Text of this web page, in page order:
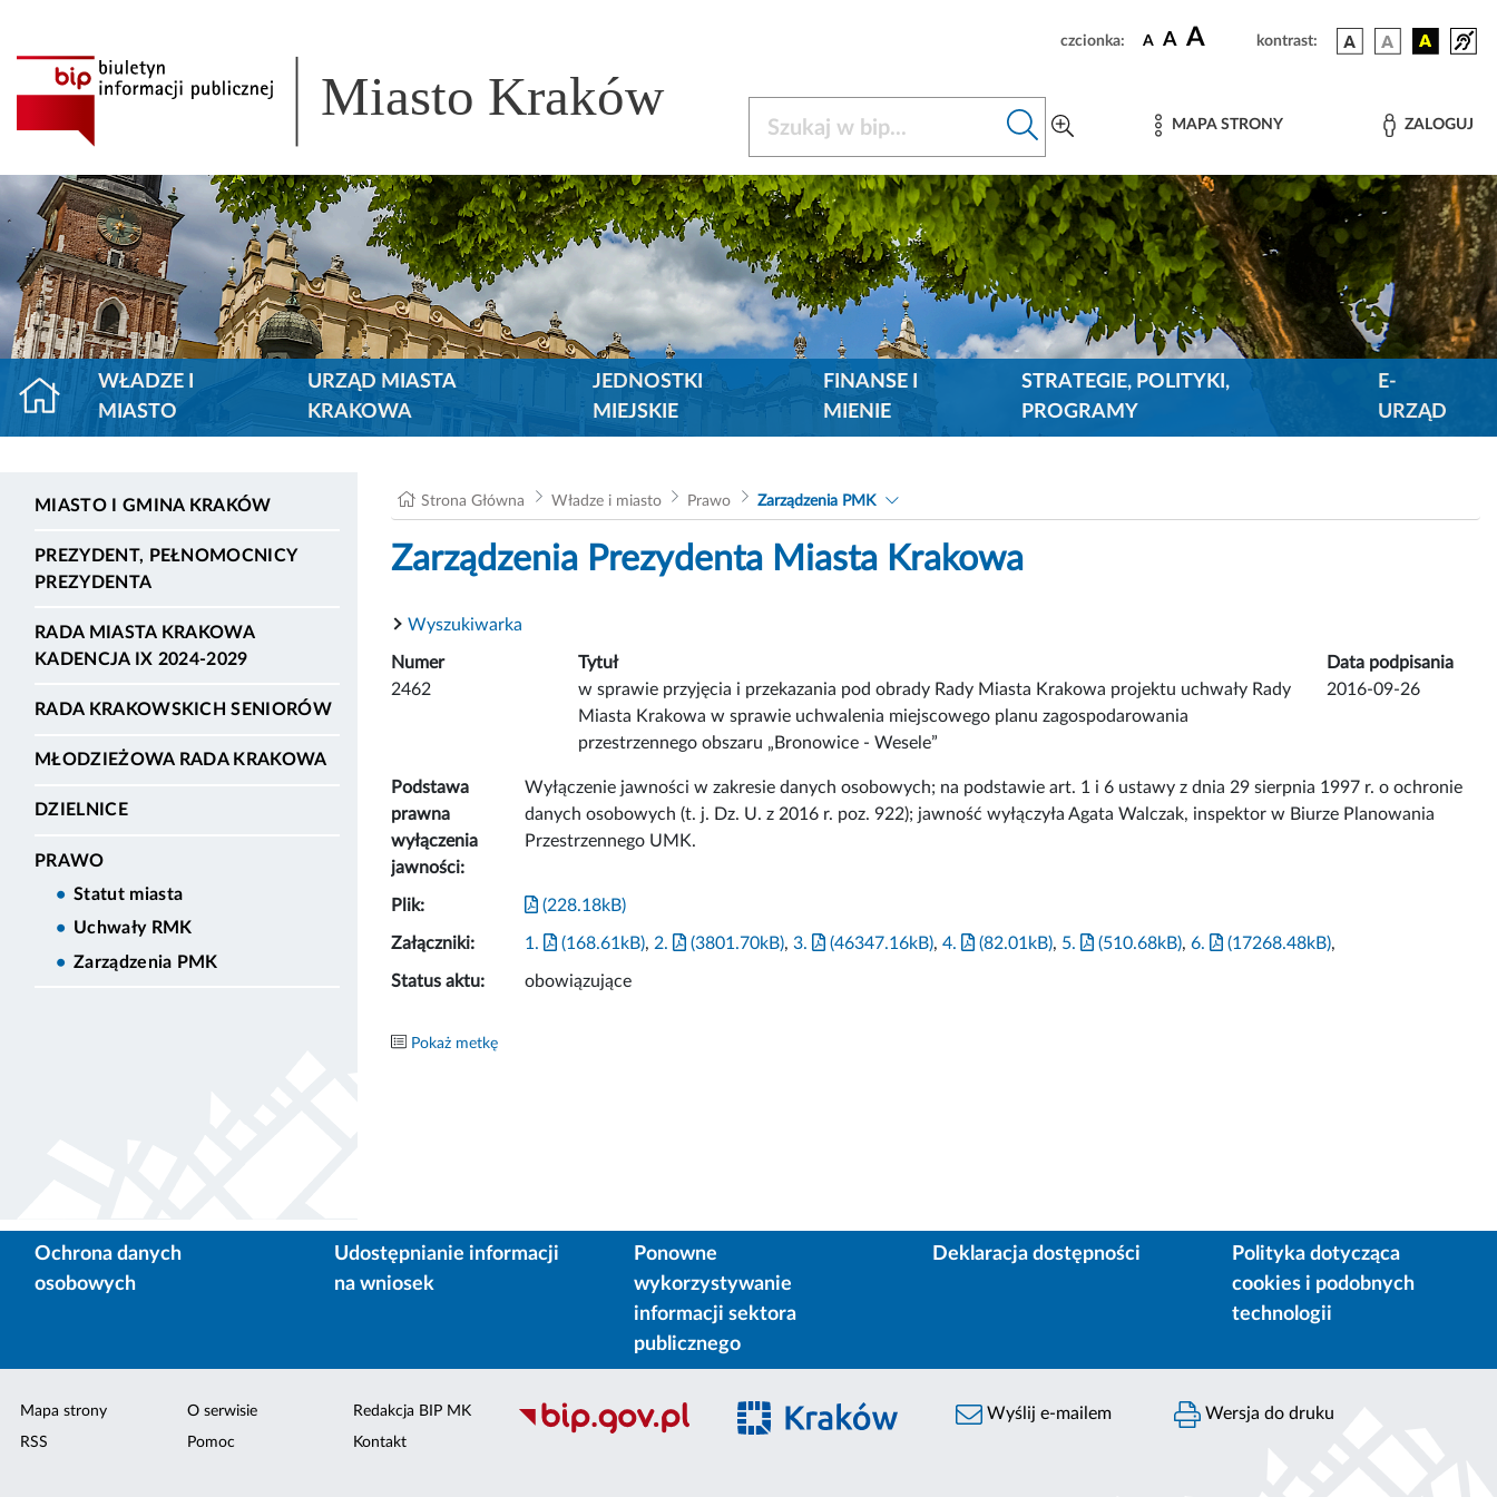
czcionka: A A A kontrast:
Miasto Kraków MAPA STRONY ZALOGUJ
WŁADZE I
MIASTO
URZĄD MIASTA
KRAKOWA
JEDNOSTKI
MIEJSKIE
FINANSE I
MIENIE
STRATEGIE, POLITYKI,
PROGRAMY
E-
URZĄD
MIASTO I GMINA KRAKÓW
PREZYDENT, PEŁNOMOCNICY
PREZYDENTA
RADA MIASTA KRAKOWA
KADENCJA IX 2024-2029
RADA KRAKOWSKICH SENIORÓW
MŁODZIEŻOWA RADA KRAKOWA
DZIELNICE
PRAWO
Statut miasta
Uchwały RMK
Zarządzenia PMK
Strona Główna Władze i miasto Prawo Zarządzenia PMK
Zarządzenia Prezydenta Miasta Krakowa
Wyszukiwarka
Numer Tytuł
Data podpisania
2462
w sprawie przyjęcia i przekazania pod obrady Rady Miasta Krakowa projektu uchwały Rady
Miasta Krakowa w sprawie uchwalenia miejscowego planu zagospodarowania
przestrzennego obszaru „Bronowice - Wesele”
2016-09-26
Podstawa
prawna
wyłączenia
jawności:
Wyłączenie jawności w zakresie danych osobowych; na podstawie art. 1 i 6 ustawy z dnia 29 sierpnia 1997 r. o ochronie
danych osobowych (t. j. Dz. U. z 2016 r. poz. 922); jawność wyłączyła Agata Walczak, inspektor w Biurze Planowania
Przestrzennego UMK.
Plik: (228.18kB)
Załączniki: 1. (168.61kB), 2. (3801.70kB), 3. (46347.16kB), 4. (82.01kB), 5. (510.68kB), 6. (17268.48kB),
Status aktu: obowiązujące
Pokaż metkę
Ochrona danych
osobowych
Udostępnianie informacji
na wniosek
Ponowne
wykorzystywanie
informacji sektora
publicznego
Deklaracja dostępności
Polityka dotycząca
cookies i podobnych
technologii
Mapa strony
RSS
O serwisie
Pomoc
Redakcja BIP MK
Kontakt
Wyślij e-mailem Wersja do druku